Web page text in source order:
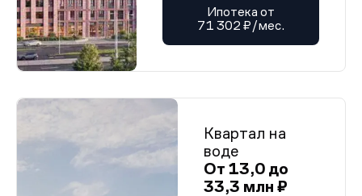
Ипотека от
71 302 ₽/мес.
Квартал на
воде
От 13,0 до
33,3 млн ₽